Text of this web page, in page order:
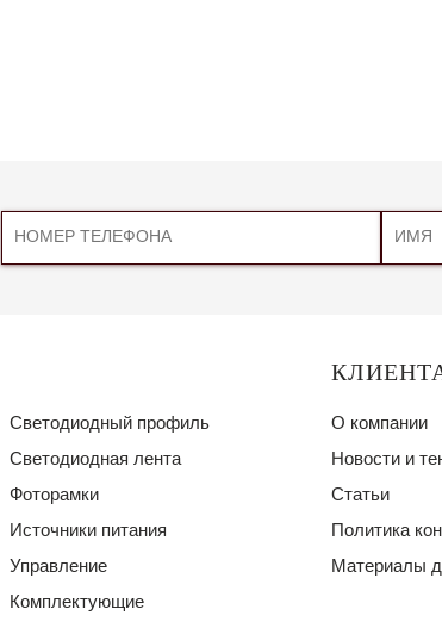
Светодиодный профиль
Светодиодная лента
Фоторамки
Источники питания
Управление
Комплектующие
О компании
Новости и
Статьи
Политика
Материалы